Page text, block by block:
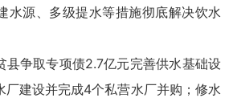
水源、多级提水等措施彻底解决饮水
县争取专项债2.7亿元完善供水基础设
厂建设并完成4个私营水厂并购；修水